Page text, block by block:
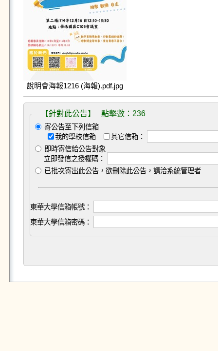
說明會海報1216 (海報).pdf.jpg
【針對此公告】 點擊數：236
寄公告至下列信箱
我的學校信箱
其它信箱：
即時寄信給公告對象
立即發信之授權碼：
已批次寄出此公告，欲刪除此公告，請洽系統管理者
東華大學信箱帳號：
東華大學信箱密碼：